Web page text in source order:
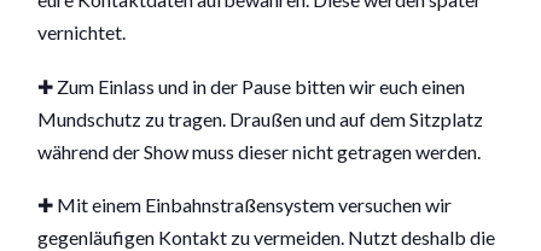
vernichtet.
✚ Zum Einlass und in der Pause bitten wir euch einen
Mundschutz zu tragen. Draußen und auf dem Sitzplatz
während der Show muss dieser nicht getragen werden.
✚ Mit einem Einbahnstraßensystem versuchen wir
gegenläufigen Kontakt zu vermeiden. Nutzt deshalb die